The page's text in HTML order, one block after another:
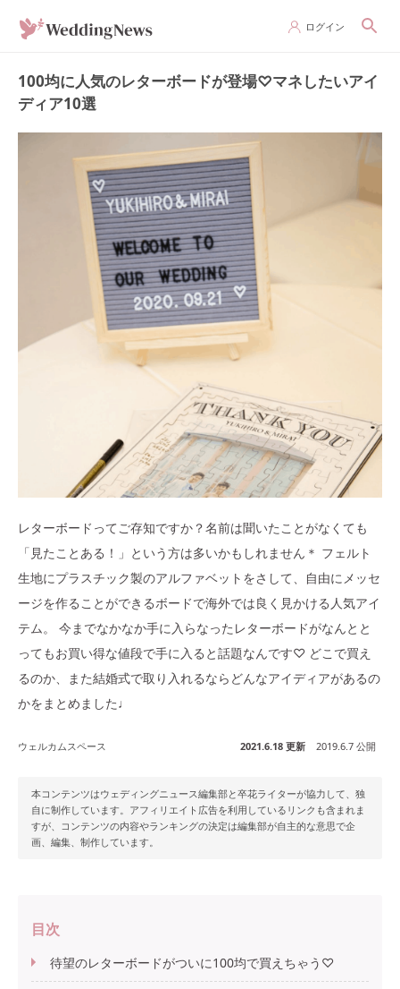
ログイン
100均に人気のレターボードが登場♡マネしたいアイ
ディア10選
レターボードってご存知ですか？名前は聞いたことがなくても
「見たことある！」という方は多いかもしれません＊ フェルト
生地にプラスチック製のアルファベットをさして、自由にメッセ
ージを作ることができるボードで海外では良く見かける人気アイ
テム。 今までなかなか手に入らなったレターボードがなんとと
ってもお買い得な値段で手に入ると話題なんです♡ どこで買え
るのか、また結婚式で取り入れるならどんなアイディアがあるの
かをまとめました♩
ウェルカムスペース 2021.6.18 更新 2019.6.7 公開
本コンテンツはウェディングニュース編集部と卒花ライターが協力して、独
自に制作しています。アフィリエイト広告を利用しているリンクも含まれま
すが、コンテンツの内容やランキングの決定は編集部が自主的な意思で企
画、編集、制作しています。
目次
待望のレターボードがついに100均で買えちゃう♡